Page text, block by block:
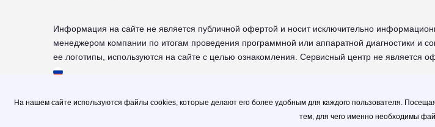
Информация на сайте не является публичной офертой и носит исключительно
менеджером компании по итогам проведения программной или аппаратной диагностики и
ее логотипы, используются на сайте с целью ознакомления. Сервисный центр не является
© 2026.
На нашем сайте используются файлы cookies, которые делают его более удобным для каждого пользователя.
тем, для чего именно необходимы